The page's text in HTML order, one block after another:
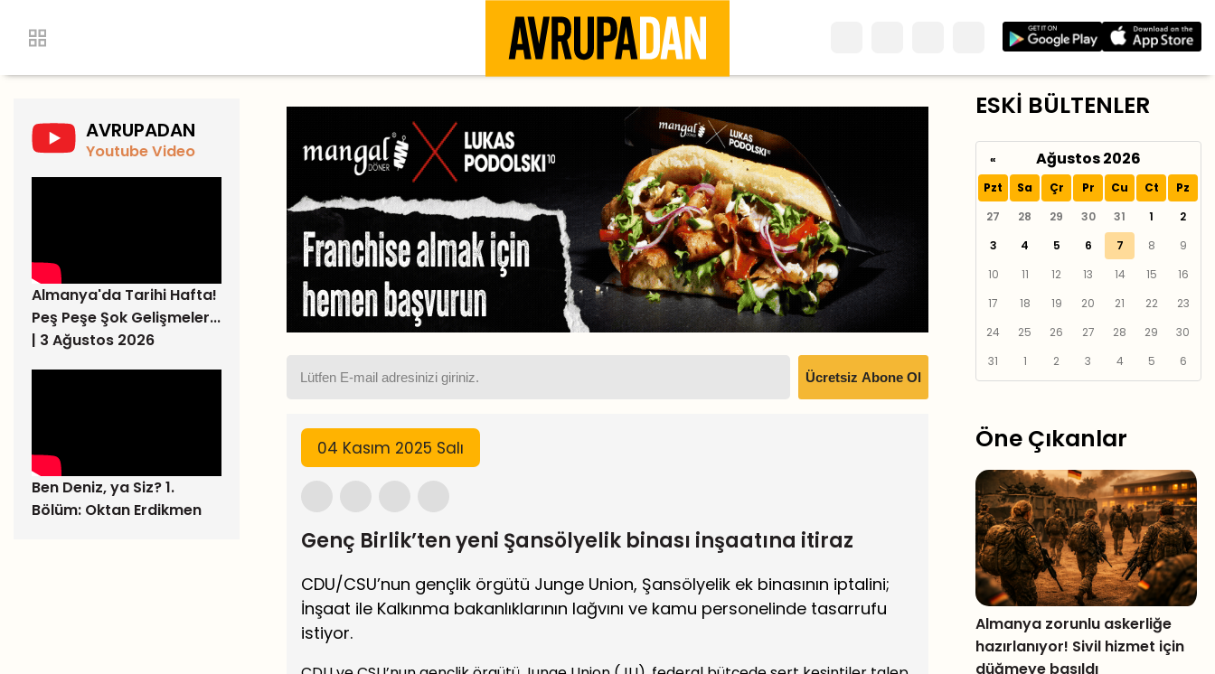
AVRUPADAN
Youtube Video
Almanya'da Tarihi Hafta!
Peş Peşe Şok Gelişmeler...
| 3 Ağustos 2026
Ben Deniz, ya Siz? 1.
Bölüm: Oktan Erdikmen
04 Kasım 2025 Salı
Genç Birlik’ten yeni Şansölyelik binası inşaatına itiraz
CDU/CSU’nun gençlik örgütü Junge Union, Şansölyelik ek binasının iptalini;
İnşaat ile Kalkınma bakanlıklarının lağvını ve kamu personelinde tasarrufu
istiyor.
ESKİ BÜLTENLER
« Ağustos 2026
Pzt Sa Çr Pr Cu Ct
Pz
27
28 29 30 31 1
2
3
4 5 6 7 8
9
10
11 12 13 14 15
16
17
18 19 20 21 22
23
24
25 26 27 28 29
30
31
1 2 3 4 5 6
Öne Çıkanlar
Almanya zorunlu askerliğe
hazırlanıyor! Sivil hizmet için
düğmeye basıldı